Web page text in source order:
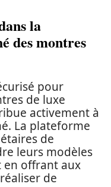
la
des montres
pour
de luxe
activement à
La plateforme
de
leurs modèles
en offrant aux
de